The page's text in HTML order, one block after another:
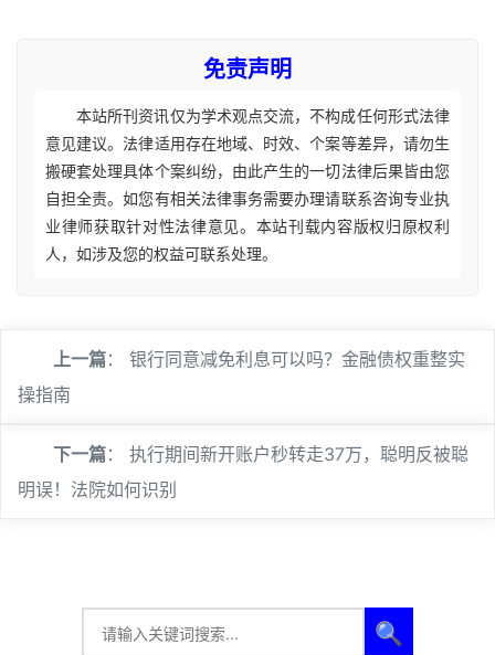
免责声明
本站所刊资讯仅为学术观点交流，不构成任何形式法律
意见建议。法律适用存在地域、时效、个案等差异，请勿生
搬硬套处理具体个案纠纷，由此产生的一切法律后果皆由您
自担全责。如您有相关法律事务需要办理请联系咨询专业执
业律师获取针对性法律意见。本站刊载内容版权归原权利
人，如涉及您的权益可联系处理。
上一篇： 银行同意减免利息可以吗？金融债权重整实
操指南
下一篇： 执行期间新开账户秒转走37万，聪明反被聪
明误！法院如何识别
🔍